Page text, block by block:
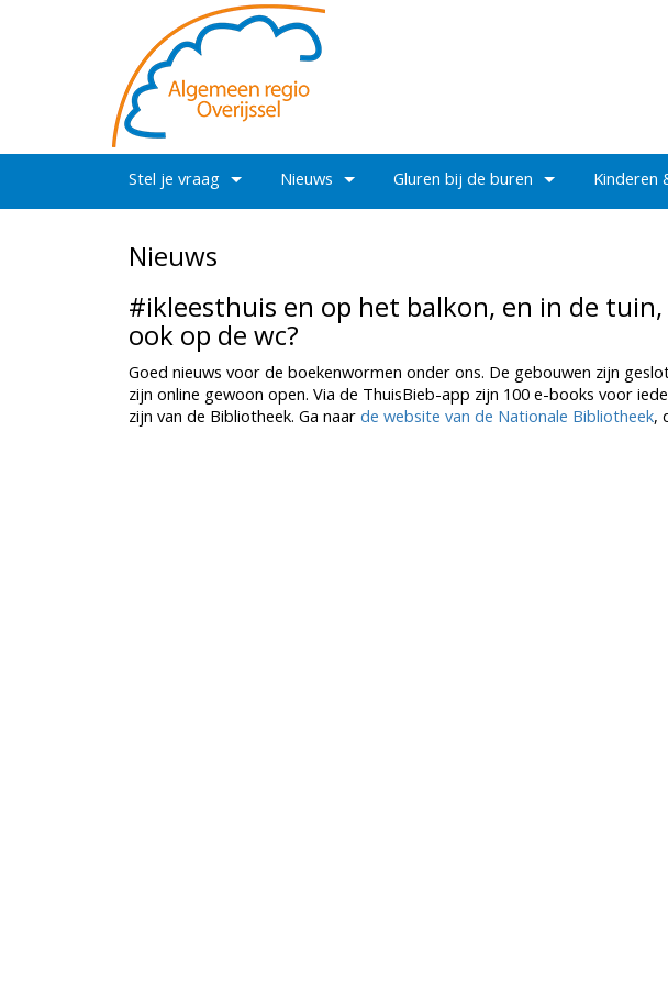
Stel je vraag Nieuws Gluren bij de buren Kinderen
Nieuws
#ikleesthuis en op het balkon, en in de
ook op de wc?
Goed nieuws voor de boekenwormen onder ons. De gebouwen zijn
zijn online gewoon open. Via de ThuisBieb-app zijn 100 e-books voor
zijn van de Bibliotheek. Ga naar de website van de Nationale Bibliotheek,